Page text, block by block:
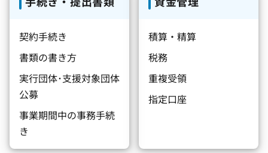
契約手続き
書類の書き方
実行団体･支援対象団体
公募
事業期間中の事務手続
き
積算・精算
税務
重複受領
指定口座